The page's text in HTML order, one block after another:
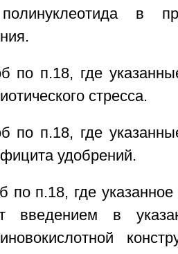
полинуклеотида в
по п.18, где
стресса.
по п.18, где
удобрений.
по п.18, где
введением в